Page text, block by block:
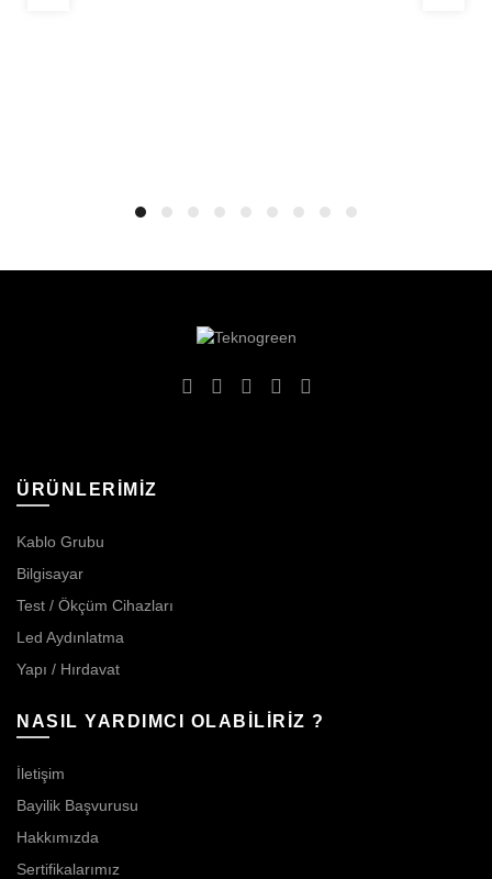
ÜRÜNLERİMİZ
Kablo Grubu
Bilgisayar
Test / Ökçüm Cihazları
Led Aydınlatma
Yapı / Hırdavat
NASIL YARDIMCI OLABİLİRİZ ?
İletişim
Bayilik Başvurusu
Hakkımızda
Sertifikalarımız